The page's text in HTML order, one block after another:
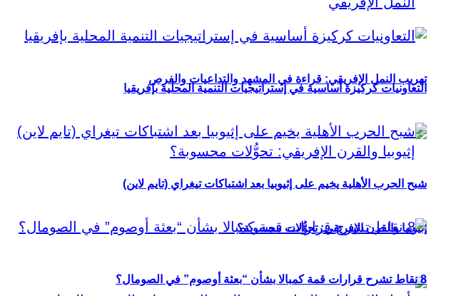
تهريب النمل الإفريقي: قراءة في المشهد والتداعيات والفرص
إثيوبيا والقرن الإفريقي: تحوُّلات محسوبة؟
التعاونيات كركيزة أساسية في إستراتيجيات التنمية المحلية بإفريقيا
شبح الحرب الأهلية يخيم على إثيوبيا بعد اشتباكات تيغراي (تايم لاين)
8 نقاط تشرح قرارات قمة كمبالا بشأن “بعثة أوصوم” في الصومال؟